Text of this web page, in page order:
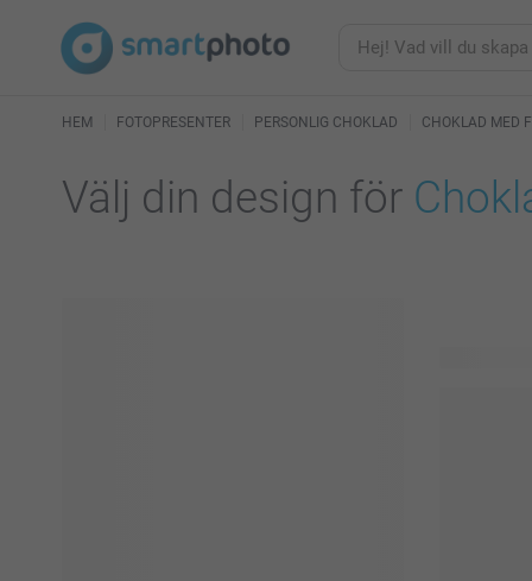
HEM FOTOPRESENTER PERSONLIG CHOKLAD CHOKLAD MED
Välj din design för